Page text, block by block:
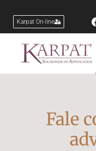
Karpat On-line
Fale